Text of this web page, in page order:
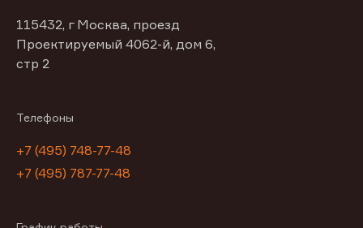
115432, г Москва, проезд
Проектируемый 4062-й, дом 6,
стр 2
Телефоны
+7 (495) 748-77-48
+7 (495) 787-77-48